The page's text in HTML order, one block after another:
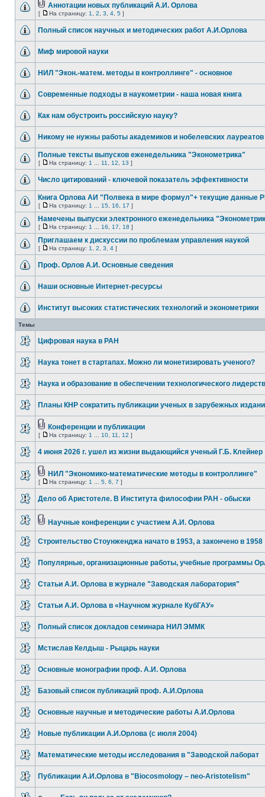
Аннотации новых публикаций А.И. Орлова
[ На страницу: 1 2 3 4 5 ]
Полный список научных и методических работ А.И.Орлова
Миф мировой науки
НИЛ "Экон.-матем. методы в контроллинге" - основное
Современные подходы в наукометрии - наша новая книга
Как нам обустроить российскую науку?
Никому не нужны работы академиков и нобелевских лауреатов
Полные тексты выпусков еженедельника "Эконометрика"
[ На страницу: 1 11 12 13 ]
Число цитирований - ключевой показатель эффективности
Книга Орлова АИ "Полвека в мире формул"+ текущие данные
[ На страницу: 1 15 16 17 ]
Намечены выпуски электронного еженедельника
[ На страницу: 1 16 17 18 ]
Приглашаем к дискуссии по проблемам управления наукой
[ На страницу: 1 2 3 4 ]
Проф. Орлов А.И. Основные сведения
Наши основные Интернет-ресурсы
Институт высоких статистических технологий и эконометрики
Темы
Цифровая наука в РАН
Наука тонет в стартапах. Можно ли монетизировать ученого?
Наука и образование в обеспечении технологического
Планы КНР сократить публикации ученых в зарубежных
Конференции и публикации
[ На страницу: 1 10 11 12 ]
4 июня 2026 г. ушел из жизни выдающийся ученый Г.Б. Клейнер
НИЛ "Экономико-математические методы в контроллинге"
[ На страницу: 1 5 6 7 ]
Дело об Аристотеле. В Института философии РАН - обыски
Научные конференции с участием А.И. Орлова
Строительство Стоунженджа начато в 1953, а закончено в 1958
Популярные, организационные работы, учебные программы
Статьи А.И. Орлова в журнале "Заводская лаборатория"
Статьи А.И. Орлова в «Научном журнале КубГАУ»
Полный список докладов семинара НИЛ ЭММК
Мстислав Келдыш - Рыцарь науки
Основные монографии проф. А.И. Орлова
Базовый список публикаций проф. А.И.Орлова
Основные научные и методические работы А.И.Орлова
Новые публикации А.И.Орлова (с июля 2004)
Математические методы исследования в "Заводской лаборат
Публикации А.И.Орлова в "Biocosmology – neo-Aristotelism"